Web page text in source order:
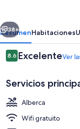
Riverwalk
Siguiente
38+
ResumenHabitaciones
Opiniones
8.68.6 de 10,
ExcelenteVer
Servicios
Alberca
Wifi gratuito